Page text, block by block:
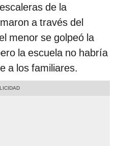
de la
a través del
menor se golpeó la
la escuela no habría
a los familiares.